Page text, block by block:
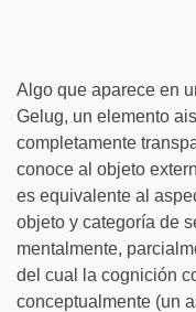
Algo que aparece en
Gelug, un elemento
completamente
conoce al objeto
es equivalente al
objeto y categoría de
mentalmente,
del cual la cognición
conceptualmente (un